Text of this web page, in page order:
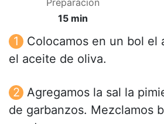
Preparación
15 min
Colocamos en un bol el
el aceite de oliva.
Agregamos la sal la
de garbanzos. Mezclamos